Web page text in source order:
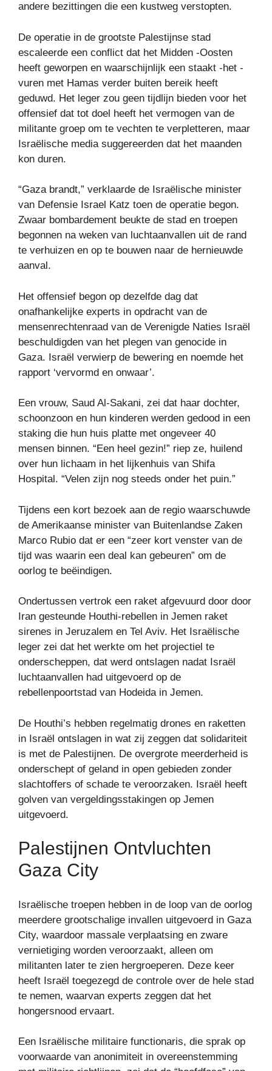
andere bezittingen die een kustweg verstopten.
De operatie in de grootste Palestijnse stad
escaleerde een conflict dat het Midden -Oosten
heeft geworpen en waarschijnlijk een staakt -het -
vuren met Hamas verder buiten bereik heeft
geduwd. Het leger zou geen tijdlijn bieden voor het
offensief dat tot doel heeft het vermogen van de
militante groep om te vechten te verpletteren, maar
Israëlische media suggereerden dat het maanden
kon duren.
“Gaza brandt,” verklaarde de Israëlische minister
van Defensie Israel Katz toen de operatie begon.
Zwaar bombardement beukte de stad en troepen
begonnen na weken van luchtaanvallen uit de rand
te verhuizen en op te bouwen naar de hernieuwde
aanval.
Het offensief begon op dezelfde dag dat
onafhankelijke experts in opdracht van de
mensenrechtenraad van de Verenigde Naties Israël
beschuldigden van het plegen van genocide in
Gaza. Israël verwierp de bewering en noemde het
rapport ‘vervormd en onwaar’.
Een vrouw, Saud Al-Sakani, zei dat haar dochter,
schoonzoon en hun kinderen werden gedood in een
staking die hun huis platte met ongeveer 40
mensen binnen. “Een heel gezin!” riep ze, huilend
over hun lichaam in het lijkenhuis van Shifa
Hospital. “Velen zijn nog steeds onder het puin.”
Tijdens een kort bezoek aan de regio waarschuwde
de Amerikaanse minister van Buitenlandse Zaken
Marco Rubio dat er een “zeer kort venster van de
tijd was waarin een deal kan gebeuren” om de
oorlog te beëindigen.
Ondertussen vertrok een raket afgevuurd door door
Iran gesteunde Houthi-rebellen in Jemen raket
sirenes in Jeruzalem en Tel Aviv. Het Israëlische
leger zei dat het werkte om het projectiel te
onderscheppen, dat werd ontslagen nadat Israël
luchtaanvallen had uitgevoerd op de
rebellenpoortstad van Hodeida in Jemen.
De Houthi’s hebben regelmatig drones en raketten
in Israël ontslagen in wat zij zeggen dat solidariteit
is met de Palestijnen. De overgrote meerderheid is
onderschept of geland in open gebieden zonder
slachtoffers of schade te veroorzaken. Israël heeft
golven van vergeldingsstakingen op Jemen
uitgevoerd.
Palestijnen Ontvluchten
Gaza City
Israëlische troepen hebben in de loop van de oorlog
meerdere grootschalige invallen uitgevoerd in Gaza
City, waardoor massale verplaatsing en zware
vernietiging worden veroorzaakt, alleen om
militanten later te zien hergroeperen. Deze keer
heeft Israël toegezegd de controle over de hele stad
te nemen, waarvan experts zeggen dat het
hongersnood ervaart.
Een Israëlische militaire functionaris, die sprak op
voorwaarde van anonimiteit in overeenstemming